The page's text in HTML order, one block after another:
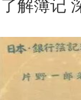
了解簿记